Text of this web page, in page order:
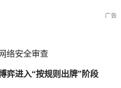
络安全审查
弈进入“按规则出牌”阶段